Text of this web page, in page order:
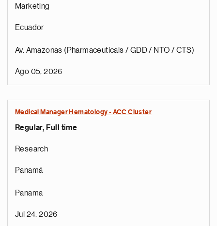
Marketing
Ecuador
Av. Amazonas (Pharmaceuticals / GDD / NTO / CTS)
Ago 05, 2026
Medical Manager Hematology - ACC Cluster
Regular, Full time
Research
Panamá
Panama
Jul 24, 2026